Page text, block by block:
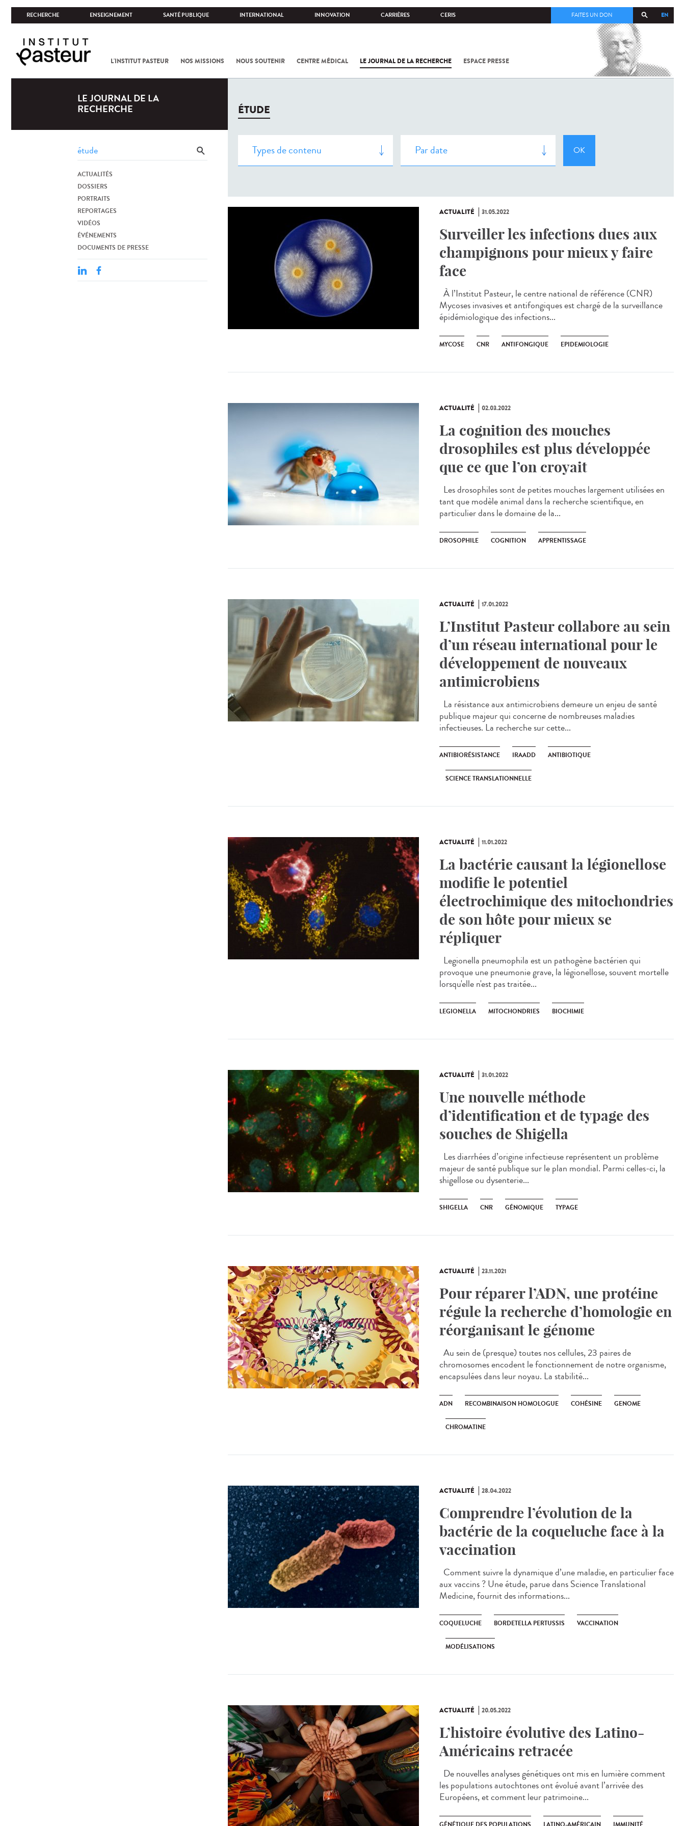
RECHERCHE ENSEIGNEMENT SANTÉ PUBLIQUE INTERNATIONAL INNOVATION CARRIÈRES CERIS EN
FAITES UN DON
L'INSTITUT PASTEUR NOS MISSIONS NOUS SOUTENIR CENTRE MÉDICAL LE JOURNAL DE LA RECHERCHE ESPACE PRESSE
COV-2 /
LE JOURNAL DE LA
RECHERCHE
ACTUALITÉS
DOSSIERS
PORTRAITS
REPORTAGES
VIDÉOS
ÉVÉNEMENTS
DOCUMENTS DE PRESSE
ÉTUDE
ACTUALITÉ 31.05.2022
Surveiller les infections dues aux
champignons pour mieux y faire
face
À l’Institut Pasteur, le centre national de référence (CNR)
Mycoses invasives et antifongiques est chargé de la surveillance
épidémiologique des infections...
MYCOSE CNR ANTIFONGIQUE EPIDEMIOLOGIE
ACTUALITÉ 02.03.2022
La cognition des mouches
drosophiles est plus développée
que ce que l’on croyait
Les drosophiles sont de petites mouches largement utilisées en
tant que modèle animal dans la recherche scientifique, en
particulier dans le domaine de la...
DROSOPHILE COGNITION APPRENTISSAGE
ACTUALITÉ 17.01.2022
L’Institut Pasteur collabore au sein
d’un réseau international pour le
développement de nouveaux
antimicrobiens
La résistance aux antimicrobiens demeure un enjeu de santé
publique majeur qui concerne de nombreuses maladies
infectieuses. La recherche sur cette...
ANTIBIORÉSISTANCE IRAADD ANTIBIOTIQUE
SCIENCE TRANSLATIONNELLE
ACTUALITÉ 11.01.2022
La bactérie causant la légionellose
modifie le potentiel
électrochimique des mitochondries
de son hôte pour mieux se
répliquer
Legionella pneumophila est un pathogène bactérien qui
provoque une pneumonie grave, la légionellose, souvent mortelle
lorsqu'elle n'est pas traitée...
LEGIONELLA MITOCHONDRIES BIOCHIMIE
ACTUALITÉ 31.01.2022
Une nouvelle méthode
d’identification et de typage des
souches de Shigella
Les diarrhées d’origine infectieuse représentent un problème
majeur de santé publique sur le plan mondial. Parmi celles-ci, la
shigellose ou dysenterie...
SHIGELLA CNR GÉNOMIQUE TYPAGE
ACTUALITÉ 23.11.2021
Pour réparer l’ADN, une protéine
régule la recherche d’homologie en
réorganisant le génome
Au sein de (presque) toutes nos cellules, 23 paires de
chromosomes encodent le fonctionnement de notre organisme,
encapsulées dans leur noyau. La stabilité...
ADN RECOMBINAISON HOMOLOGUE COHÉSINE GENOME
CHROMATINE
ACTUALITÉ 28.04.2022
Comprendre l’évolution de la
bactérie de la coqueluche face à la
vaccination
Comment suivre la dynamique d’une maladie, en particulier face
aux vaccins ? Une étude, parue dans Science Translational
Medicine, fournit des informations...
COQUELUCHE BORDETELLA PERTUSSIS VACCINATION
MODÉLISATIONS
ACTUALITÉ 20.05.2022
L’histoire évolutive des Latino-
Américains retracée
De nouvelles analyses génétiques ont mis en lumière comment
les populations autochtones ont évolué avant l’arrivée des
Européens, et comment leur patrimoine...